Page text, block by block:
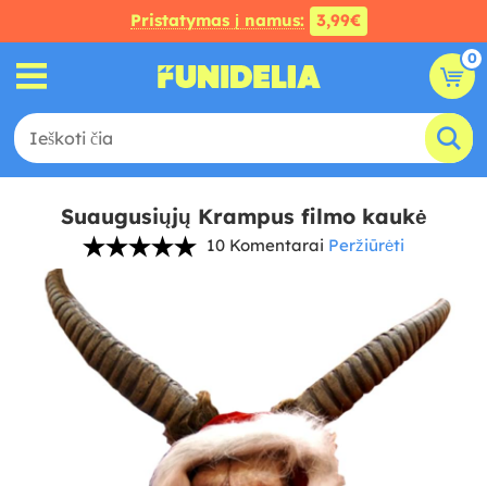
Pristatymas į namus: 3,99€
0
Suaugusiųjų Krampus filmo kaukė
10 Komentarai Peržiūrėti